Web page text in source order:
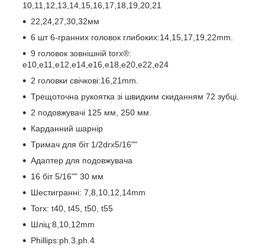
10,11,12,13,14,15,16,17,18,19,20,21
22,24,27,30,32мм
6 шт 6-гранних головок глибоких:14,15,17,19,22mm.
9 головок зовнішній torx®:
е10,е11,е12,е14,е16,е18,е20,е22,е24
2 головки свічкові:16,21mm.
Трещоточна рукоятка зі швидким скиданням 72 зубці.
2 подовжувачі 125 мм, 250 мм.
Карданний шарнір
Тримач для біт 1/2drx5/16""
Адаптер для подовжувача
16 біт 5/16"" 30 мм
Шестигранні: 7,8,10,12,14mm
Torx: t40, t45, t50, t55
Шліц:8,10,12mm
Phillips:ph.3,ph.4